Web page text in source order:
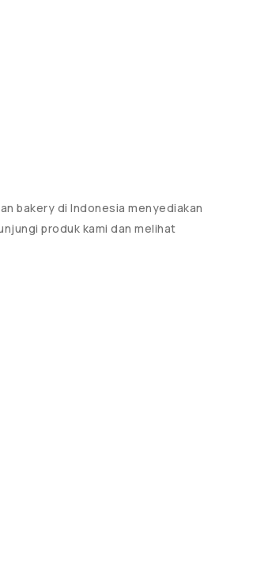
bakery di Indonesia menyediakan
produk kami dan melihat